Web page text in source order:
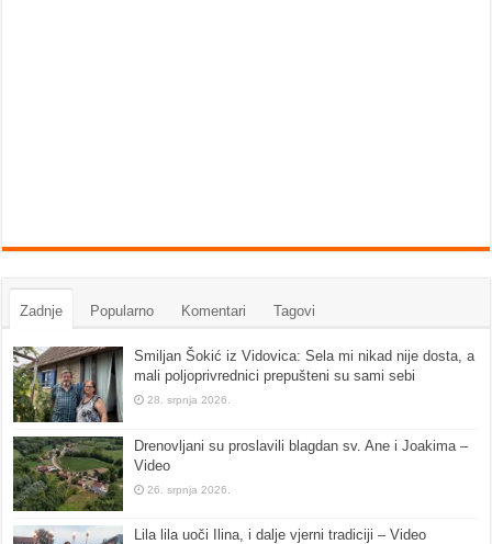
Zadnje Popularno Komentari Tagovi
Smiljan Šokić iz Vidovica: Sela mi nikad nije dosta, a
mali poljoprivrednici prepušteni su sami sebi
28. srpnja 2026.
Drenovljani su proslavili blagdan sv. Ane i Joakima –
Video
26. srpnja 2026.
Lila lila uoči Ilina, i dalje vjerni tradiciji – Video